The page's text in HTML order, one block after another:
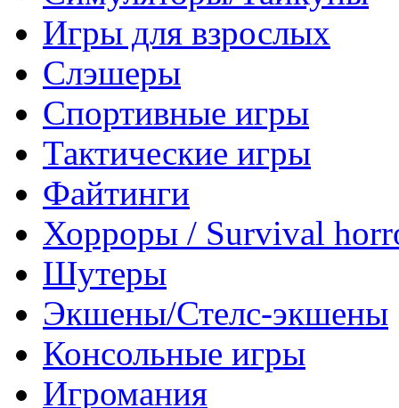
Игры для взрослых
Слэшеры
Спортивные игры
Тактические игры
Файтинги
Хорроры / Survival
Шутеры
Экшены/Стелс-экшены
Консольные игры
Игромания